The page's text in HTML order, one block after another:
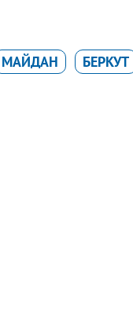
МАЙДАН БЕРКУТ